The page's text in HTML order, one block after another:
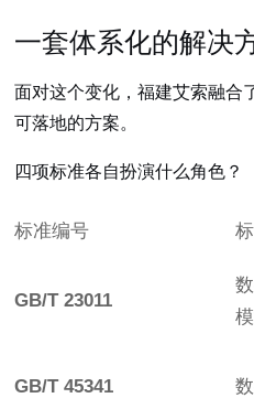
一套体系化的解决
面对这个变化，福建艾索融合
可落地的方案。
四项标准各自扮演什么角色？
标准编号
GB/T 23011
GB/T 45341